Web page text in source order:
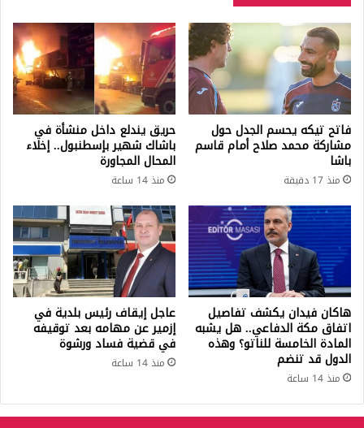
فاتح تيكه يحسم الجدل حول
مشاركة محمد صلاح أمام قاسم
باشا
منذ 17 دقيقة
حريق يندلع داخل منشأة في
باشاك شهير بإسطنبول.. إخلاء
المحال المجاورة
منذ 14 ساعة
هاكان فيدان يكشف تفاصيل
اتفاق مكة الدفاعي.. هل يشبه
المادة الخامسة للناتو؟ وهذه
الدول قد تنضم
منذ 14 ساعة
عاجل إيقاف رئيس بلدية في
إزمير عن مهامه بعد توقيفه
في قضية فساد ورشوة
منذ 14 ساعة